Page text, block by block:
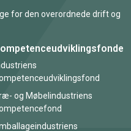
for den overordnede drift og
og Møbelindustriens